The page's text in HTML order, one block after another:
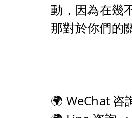
動，因為在幾
那對於你們的
🌍 WeChat